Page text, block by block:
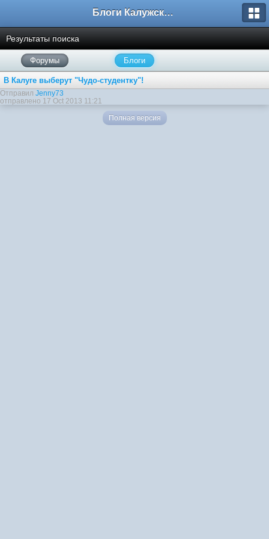
Блоги Калужского перекрестка
Результаты поиска
Форумы Блоги
В Калуге выберут "Чудо-студентку"!
Отправил Jenny73
отправлено 17 Oct 2013 11:21
Полная версия